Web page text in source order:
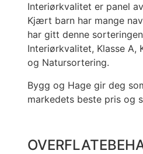
Interiørkvalitet er panel
Kjært barn har mange
har gitt denne
Interiørkvalitet, Klasse A,
og Natursortering.
Bygg og Hage gir deg
markedets beste pris og